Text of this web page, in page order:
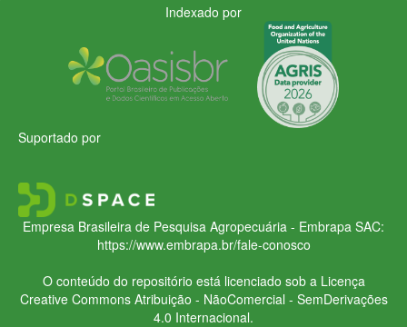
Indexado por
Suportado por
Empresa Brasileira de Pesquisa Agropecuária - Embrapa SAC:
https://www.embrapa.br/fale-conosco
O conteúdo do repositório está licenciado sob a Licença
Creative CommonsAtribuição - NãoComercial - SemDerivações
4.0 Internacional.